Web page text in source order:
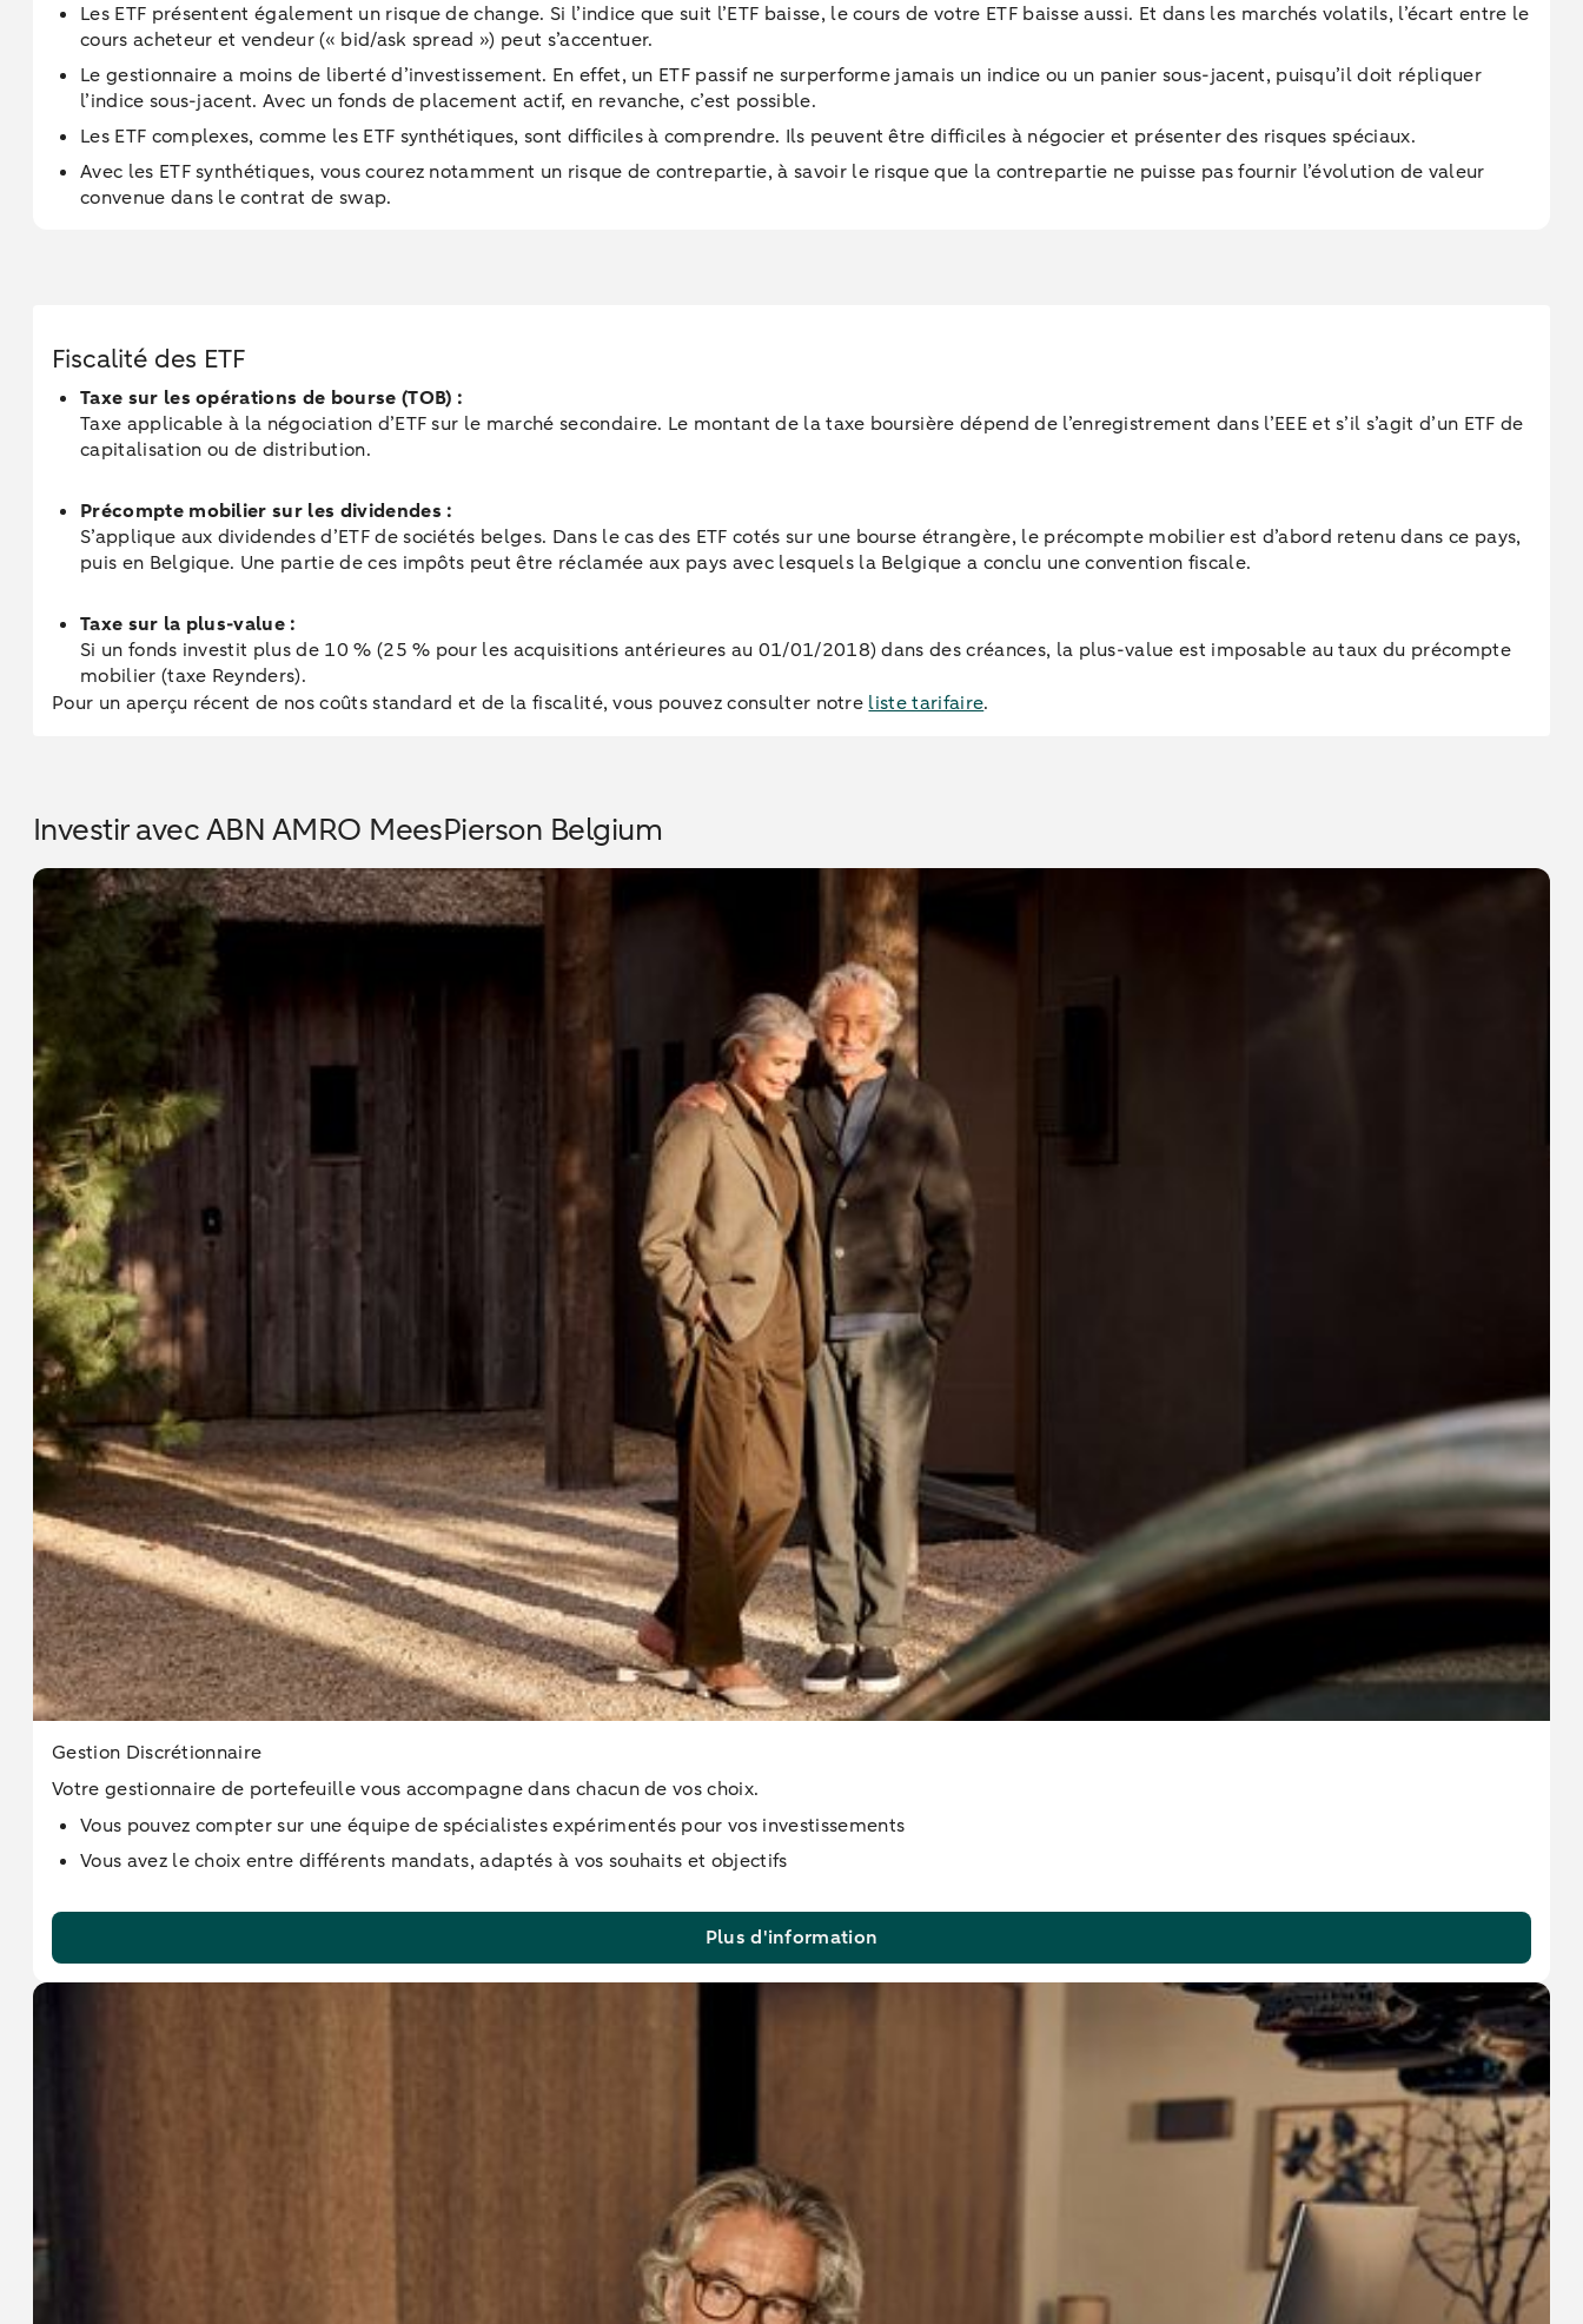
Les ETF présentent également un risque de change. Si l’indice que suit l’ETF baisse, le cours de votre ETF baisse aussi. Et dans les marchés volatils, l’écart entre le
cours acheteur et vendeur (« bid/ask spread ») peut s’accentuer.
Le gestionnaire a moins de liberté d’investissement. En effet, un ETF passif ne surperforme jamais un indice ou un panier sous-jacent, puisqu’il doit répliquer
l’indice sous-jacent. Avec un fonds de placement actif, en revanche, c’est possible.
Les ETF complexes, comme les ETF synthétiques, sont difficiles à comprendre. Ils peuvent être difficiles à négocier et présenter des risques spéciaux.
Avec les ETF synthétiques, vous courez notamment un risque de contrepartie, à savoir le risque que la contrepartie ne puisse pas fournir l’évolution de valeur
convenue dans le contrat de swap.
Fiscalité des ETF
Taxe sur les opérations de bourse (TOB) :
Taxe applicable à la négociation d’ETF sur le marché secondaire. Le montant de la taxe boursière dépend de l’enregistrement dans l’EEE et s’il s’agit d’un ETF de
capitalisation ou de distribution.
Précompte mobilier sur les dividendes :
S’applique aux dividendes d’ETF de sociétés belges. Dans le cas des ETF cotés sur une bourse étrangère, le précompte mobilier est d’abord retenu dans ce pays,
puis en Belgique. Une partie de ces impôts peut être réclamée aux pays avec lesquels la Belgique a conclu une convention fiscale.
Taxe sur la plus-value :
Si un fonds investit plus de 10 % (25 % pour les acquisitions antérieures au 01/01/2018) dans des créances, la plus-value est imposable au taux du précompte
mobilier (taxe Reynders).
Pour un aperçu récent de nos coûts standard et de la fiscalité, vous pouvez consulter notre liste tarifaire.
Investir avec ABN AMRO MeesPierson Belgium
Gestion Discrétionnaire
Votre gestionnaire de portefeuille vous accompagne dans chacun de vos choix.
Vous pouvez compter sur une équipe de spécialistes expérimentés pour vos investissements
Vous avez le choix entre différents mandats, adaptés à vos souhaits et objectifs
Plus d'information